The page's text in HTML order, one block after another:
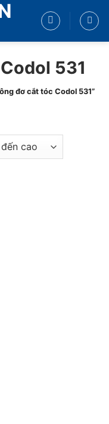
531
đơ cắt tóc Codol 531”